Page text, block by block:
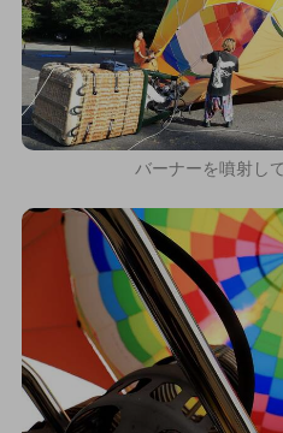
バーナーを噴射し